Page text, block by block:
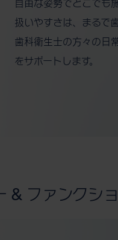
自由な姿勢でどこでも
扱いやすさは、まるで
歯科衛生士の方々の日
をサポートします。
& ファンクシ